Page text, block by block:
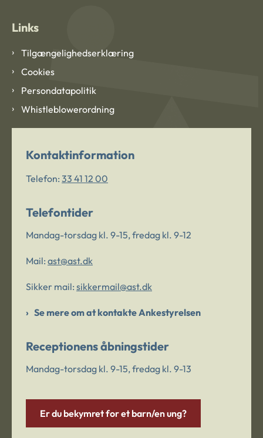
Links
Tilgængelighedserklæring
Cookies
Persondatapolitik
Whistleblowerordning
Kontaktinformation
Telefon: 33 41 12 00
Telefontider
Mandag-torsdag kl. 9-15, fredag kl. 9-12
Mail: ast@ast.dk
Sikker mail: sikkermail@ast.dk
Se mere om at kontakte Ankestyrelsen
Receptionens åbningstider
Mandag-torsdag kl. 9-15, fredag kl. 9-13
Er du bekymret for et barn/en ung?